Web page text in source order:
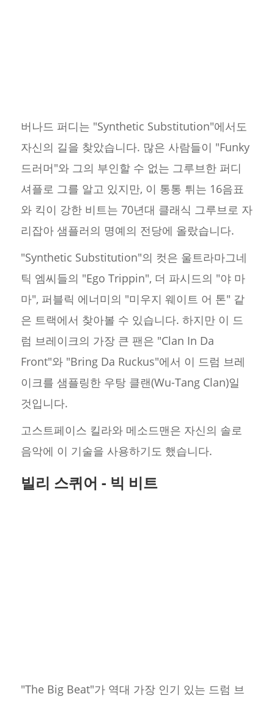
버나드 퍼디는 "Synthetic Substitution"에서도
자신의 길을 찾았습니다. 많은 사람들이 "Funky
드러머"와 그의 부인할 수 없는 그루브한 퍼디
셔플로 그를 알고 있지만, 이 통통 튀는 16음표
와 킥이 강한 비트는 70년대 클래식 그루브로 자
리잡아 샘플러의 명예의 전당에 올랐습니다.
"Synthetic Substitution"의 컷은 울트라마그네
틱 엠씨들의 "Ego Trippin", 더 파시드의 "야 마
마", 퍼블릭 에너미의 "미우지 웨이트 어 톤" 같
은 트랙에서 찾아볼 수 있습니다. 하지만 이 드
럼 브레이크의 가장 큰 팬은 "Clan In Da
Front"와 "Bring Da Ruckus"에서 이 드럼 브레
이크를 샘플링한 우탕 클랜(Wu-Tang Clan)일
것입니다.
고스트페이스 킬라와 메소드맨은 자신의 솔로
음악에 이 기술을 사용하기도 했습니다.
빌리 스퀴어 - 빅 비트
"The Big Beat"가 역대 가장 인기 있는 드럼 브